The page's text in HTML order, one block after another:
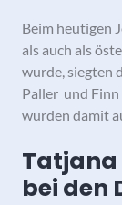
Beim heutigen
als auch als
wurde, siegten
Paller und Finn
wurden damit
Tatjana
bei den